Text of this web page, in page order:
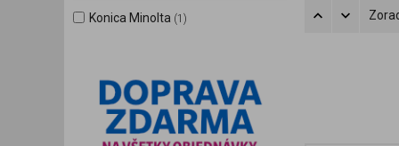
Konica Minolta (1)